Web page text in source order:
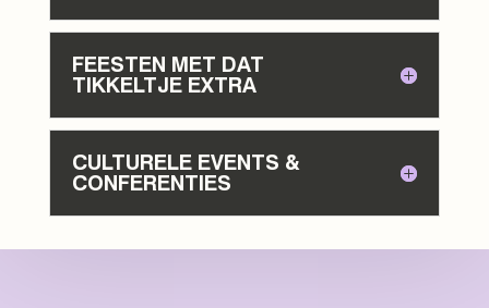
FEESTEN MET DAT
TIKKELTJE EXTRA
CULTURELE EVENTS &
CONFERENTIES